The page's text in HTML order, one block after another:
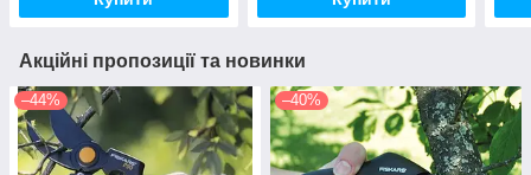
Акційні пропозиції та новинки
–44% –40%